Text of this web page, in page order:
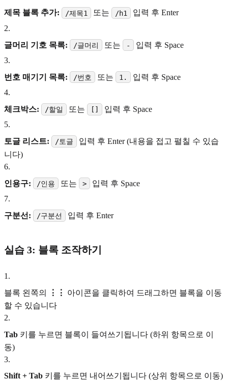
제목 블록 추가:
/제목1 또는 /h1
입력 후 Enter
2.
글머리 기호 목록:
/글머리 또는 -
입력 후 Space
3.
번호 매기기 목록:
/번호 또는 1.
입력 후 Space
4.
체크박스:
/할일 또는 []
입력 후 Space
5.
토글 리스트:
/토글
입력 후 Enter (내용을 접고 펼칠 수 있습
니다)
6.
인용구:
/인용 또는 >
입력 후 Space
7.
구분선:
/구분선 입력 후 Enter
실습 3: 블록 조작하기
1.
블록 왼쪽의
⋮⋮
아이콘을 클릭하여 드래그하면 블록을 이동
할 수 있습니다
2.
Tab 키를 누르면 블록이 들여쓰기됩니다 (하위 항목으로 이
동)
3.
Shift + Tab 키를 누르면 내어쓰기됩니다 (상위 항목으로 이동)